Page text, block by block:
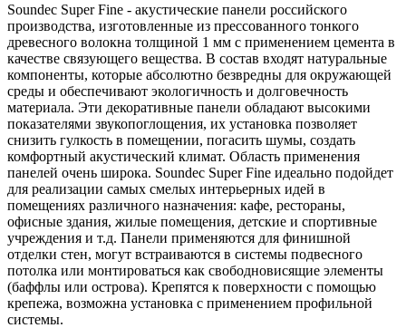
Soundec Super Fine - акустические панели российского
производства, изготовленные из прессованного тонкого
древесного волокна толщиной 1 мм с применением цемента в
качестве связующего вещества. В состав входят натуральные
компоненты, которые абсолютно безвредны для окружающей
среды и обеспечивают экологичность и долговечность
материала. Эти декоративные панели обладают высокими
показателями звукопоглощения, их установка позволяет
снизить гулкость в помещении, погасить шумы, создать
комфортный акустический климат. Область применения
панелей очень широка. Soundec Super Fine идеально подойдет
для реализации самых смелых интерьерных идей в
помещениях различного назначения: кафе, рестораны,
офисные здания, жилые помещения, детские и спортивные
учреждения и т.д. Панели применяются для финишной
отделки стен, могут встраиваются в системы подвесного
потолка или монтироваться как свободновисящие элементы
(баффлы или острова). Крепятся к поверхности с помощью
крепежа, возможна установка с применением профильной
системы.